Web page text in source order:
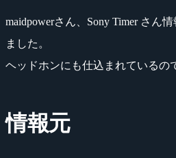
maidpowerさん、Sony Timer さん
ました。
ヘッドホンにも仕込まれているの
情報元